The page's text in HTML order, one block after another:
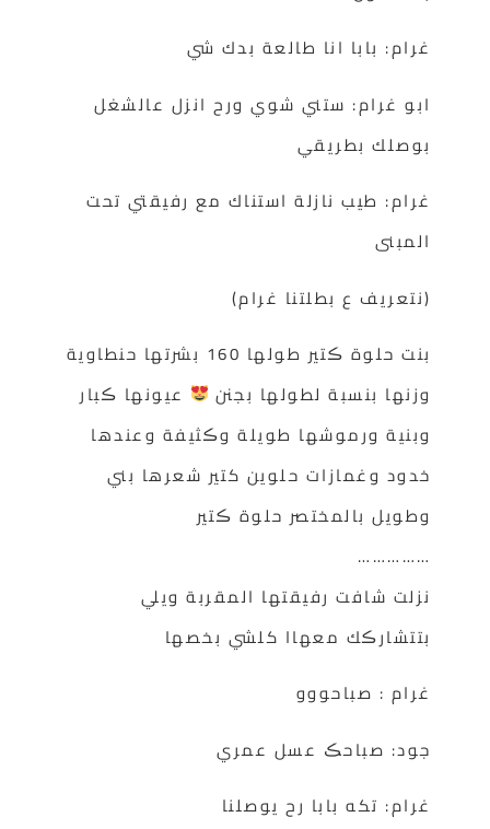
غرام: بابا انا طالعة بدك شي
ابو غرام: ستني شوي ورح انزل عالشغل
بوصلك بطريقي
غرام: طيب نازلة استناك مع رفيقتي تحت
(نتعريف ع بطلتنا غرام)
بنت حلوة ڪتير طولها 160 بشرتها حنطاوية
وزنها بنسبة لطولها بجنن عيونها ڪبار
وبنية ورموشها طويلة وڪثيفة وعندها
خدود وغمازات حلوين كتير شعرها بني
وطويل بالمختصر حلوة ڪتير
……………
نزلت شافت رفيقتها المقربة ويلي
بتتشارڪك معهاا كلشي بخصها
غرام : صباحووو
جود: صباحڪ عسل عمري
غرام: تكه بابا رح يوصلنا